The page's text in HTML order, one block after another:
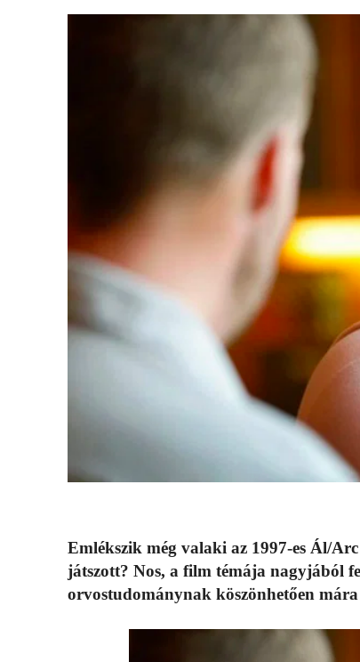
Emlékszik még valaki az 1997-es Ál/
játszott? Nos, a film témája nagyjából
orvostudománynak köszönhetően